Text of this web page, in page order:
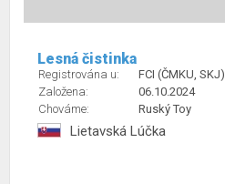
Lesná čistinka
Registrována u:
FCI (ČMKU, SKJ)
Založena:
06.10.2024
Chováme:
Ruský Toy
Lietavská Lúčka